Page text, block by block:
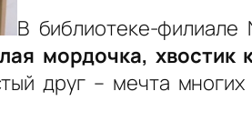
В библиотеке-
мордочка, хвостик
друг – мечта